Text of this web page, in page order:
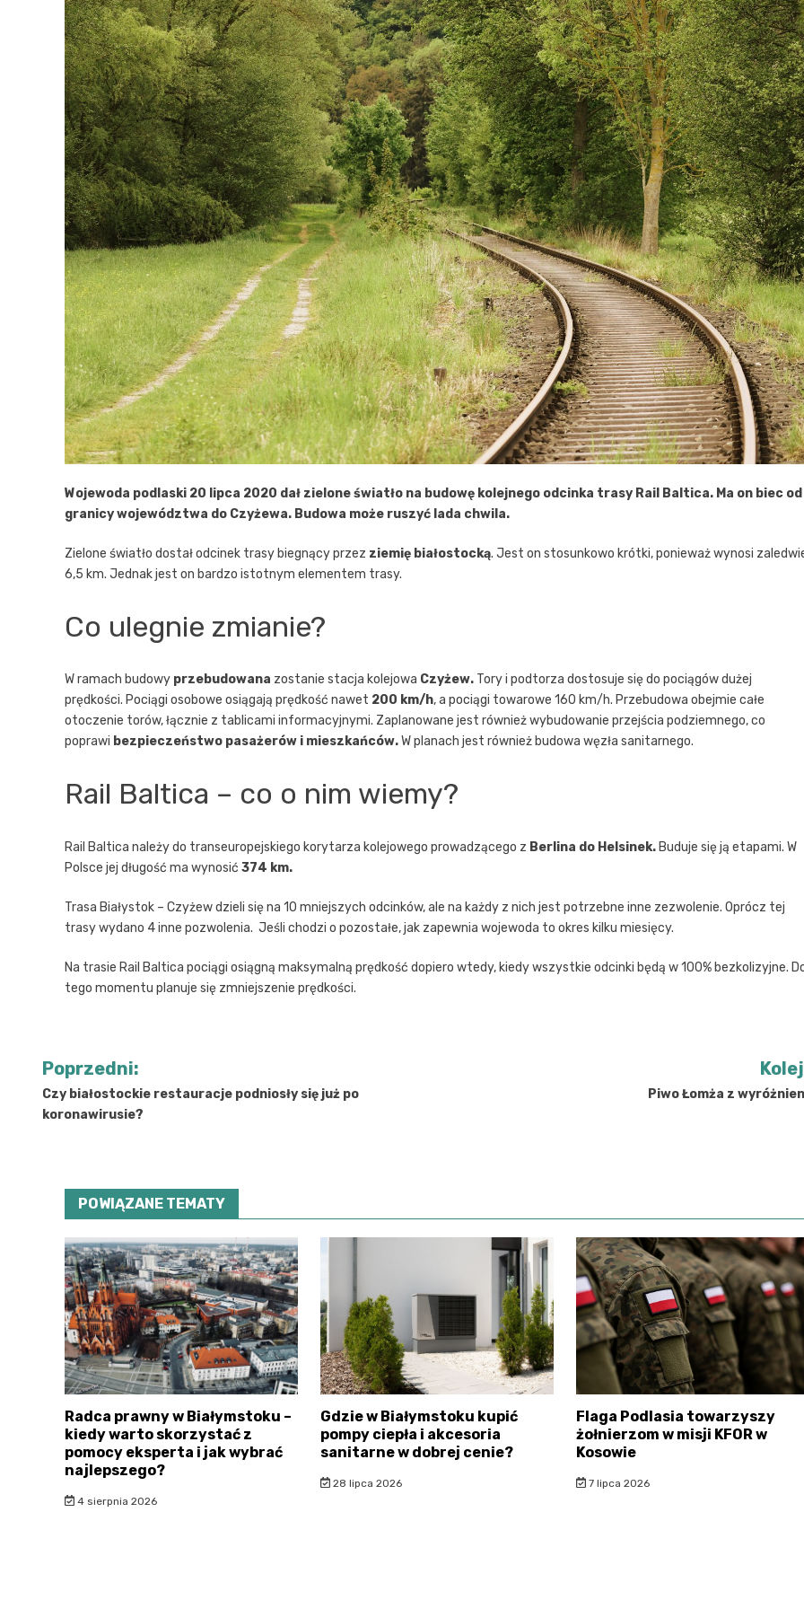
Wojewoda podlaski 20 lipca 2020 dał zielone światło na budowę kolejnego odcinka trasy Rail Baltica. Ma on biec od
granicy województwa do Czyżewa. Budowa może ruszyć lada chwila.
Zielone światło dostał odcinek trasy biegnący przez ziemię białostocką. Jest on stosunkowo krótki, ponieważ wynosi
6,5 km. Jednak jest on bardzo istotnym elementem trasy.
Co ulegnie zmianie?
W ramach budowy przebudowana zostanie stacja kolejowa Czyżew. Tory i podtorza dostosuje się do pociągów dużej
prędkości. Pociągi osobowe osiągają prędkość nawet 200 km/h, a pociągi towarowe 160 km/h. Przebudowa obejmie całe
otoczenie torów, łącznie z tablicami informacyjnymi. Zaplanowane jest również wybudowanie przejścia podziemnego, co
poprawi bezpieczeństwo pasażerów i mieszkańców.W planach jest również budowa węzła sanitarnego.
Rail Baltica – co o nim wiemy?
Rail Baltica należy do transeuropejskiego korytarza kolejowego prowadzącego z Berlina do Helsinek. Buduje się ją etapami. W
Polsce jej długość ma wynosić 374 km.
Trasa Białystok – Czyżew dzieli się na 10 mniejszych odcinków, ale na każdy z nich jest potrzebne inne zezwolenie. Oprócz tej
trasy wydano 4 inne pozwolenia. Jeśli chodzi o pozostałe, jak zapewnia wojewoda to okres kilku miesięcy.
Na trasie Rail Baltica pociągi osiągną maksymalną prędkość dopiero wtedy, kiedy wszystkie odcinki będą w 100% bezkolizyjne.
tego momentu planuje się zmniejszenie prędkości.
Nawigacja
wpisu
Poprzedni:
Czy białostockie restauracje podniosły się już po
koronawirusie?
Piwo Łomża z
POWIĄZANE TEMATY
Radca prawny w Białymstoku –
kiedy warto skorzystać z
pomocy eksperta i jak wybrać
najlepszego?
4 sierpnia 2026
Gdzie w Białymstoku kupić
pompy ciepła i akcesoria
sanitarne w dobrej cenie?
28 lipca 2026
Flaga Podlasia towarzyszy
żołnierzom w misji KFOR w
Kosowie
7 lipca 2026